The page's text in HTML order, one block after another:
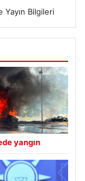
Yayın Bilgileri
yangın